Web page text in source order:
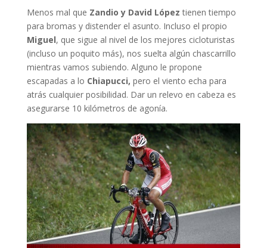
Menos mal que Zandio y David López tienen tiempo
para bromas y distender el asunto. Incluso el propio
Miguel, que sigue al nivel de los mejores cicloturistas
(incluso un poquito más), nos suelta algún chascarrillo
mientras vamos subiendo. Alguno le propone
escapadas a lo Chiapucci, pero el viento echa para
atrás cualquier posibilidad. Dar un relevo en cabeza es
asegurarse 10 kilómetros de agonía.